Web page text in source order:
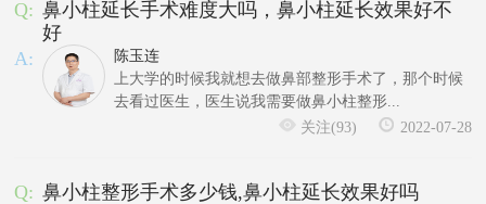
Q: 鼻小柱延长手术难度大吗，鼻小柱延长效果好不
好
A:
陈玉连
上大学的时候我就想去做鼻部整形手术了，那个时候
去看过医生，医生说我需要做鼻小柱整形...
关注(93)
2022-07-28
Q: 鼻小柱整形手术多少钱,鼻小柱延长效果好吗